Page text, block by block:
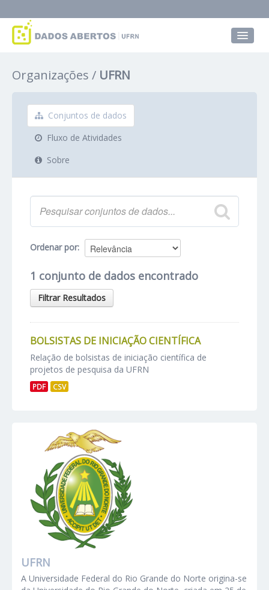
Grupos
Sobre
Organizações UFRN
Conjuntos de dados
Fluxo de Atividades
Sobre
Ordenar por
1 conjunto de dados encontrado
Filtrar Resultados
BOLSISTAS DE INICIAÇÃO CIENTÍFICA
Relação de bolsistas de iniciação científica de
projetos de pesquisa da UFRN
PDF CSV
UFRN
A Universidade Federal do Rio Grande do Norte origina-se